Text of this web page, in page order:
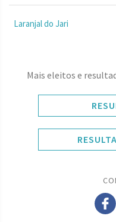
Laranjal do Jari
Mais eleitos e